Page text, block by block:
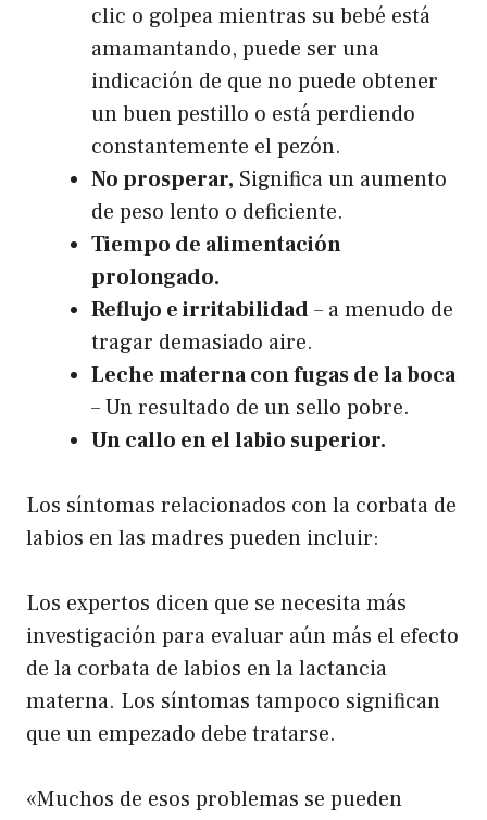
clic o golpea mientras su bebé está
amamantando, puede ser una
indicación de que no puede obtener
un buen pestillo o está perdiendo
constantemente el pezón.
No prosperar, Significa un aumento
de peso lento o deficiente.
Tiempo de alimentación
prolongado.
Reflujo e irritabilidad– a menudo de
tragar demasiado aire.
Leche materna con fugas de la boca
– Un resultado de un sello pobre.
Un callo en el labio superior.
Los síntomas relacionados con la corbata de
labios en las madres pueden incluir:
Los expertos dicen que se necesita más
investigación para evaluar aún más el efecto
de la corbata de labios en la lactancia
materna. Los síntomas tampoco significan
que un empezado debe tratarse.
«Muchos de esos problemas se pueden